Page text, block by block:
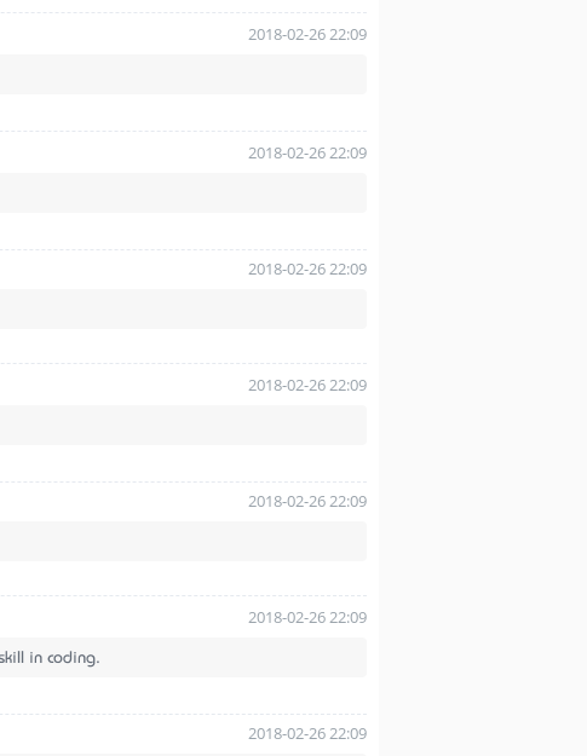
2018-02-26 22:09
2018-02-26 22:09
2018-02-26 22:09
2018-02-26 22:09
2018-02-26 22:09
2018-02-26 22:09
in coding.
2018-02-26 22:09